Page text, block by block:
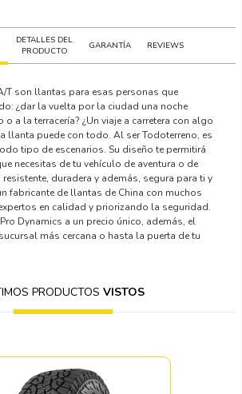
DETALLES DEL
PRODUCTO
GARANTÍA REVIEWS
T son llantas para esas personas que
¿dar la vuelta por la ciudad una noche
o a la terracería? ¿Un viaje a carretera con algo
llanta puede con todo. Al ser Todoterreno, es
tipo de escenarios. Su diseño te permitirá
necesitas de tu vehículo de aventura o de
duradera y además, segura para ti y
fabricante de llantas de China con muchos
en calidad y priorizando la seguridad.
Dynamics a un precio único, además, el
más cercana o hasta la puerta de tu
PRODUCTOS VISTOS